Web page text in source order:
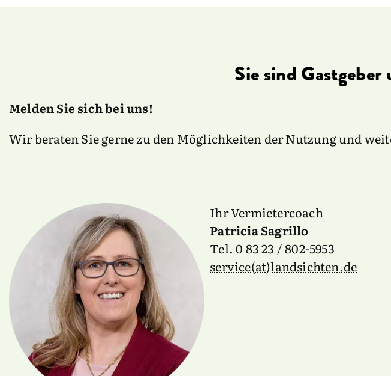
Sie sind Gastgeber
Melden Sie sich bei uns!
Wir beraten Sie gerne zu den Möglichkeiten der Nutzung und
Ihr Vermietercoach
Patricia Sagrillo
Tel. 0 83 23 / 802-5953
service(at)landsichten.de